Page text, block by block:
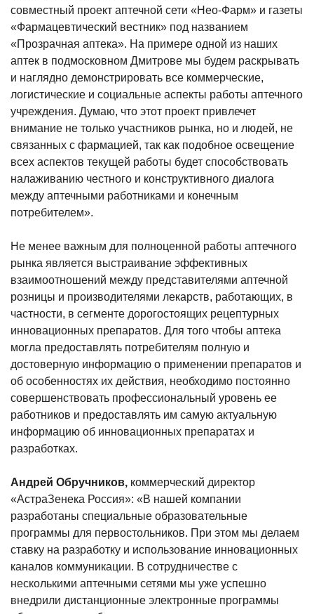
совместный проект аптечной сети «Нео-Фарм» и газеты
«Фармацевтический вестник» под названием
«Прозрачная аптека». На примере одной из наших
аптек в подмосковном Дмитрове мы будем раскрывать
и наглядно демонстрировать все коммерческие,
логистические и социальные аспекты работы аптечного
учреждения. Думаю, что этот проект привлечет
внимание не только участников рынка, но и людей, не
связанных с фармацией, так как подобное освещение
всех аспектов текущей работы будет способствовать
налаживанию честного и конструктивного диалога
между аптечными работниками и конечным
потребителем».
Не менее важным для полноценной работы аптечного
рынка является выстраивание эффективных
взаимоотношений между представителями аптечной
розницы и производителями лекарств, работающих, в
частности, в сегменте дорогостоящих рецептурных
инновационных препаратов. Для того чтобы аптека
могла предоставлять потребителям полную и
достоверную информацию о применении препаратов и
об особенностях их действия, необходимо постоянно
совершенствовать профессиональный уровень ее
работников и предоставлять им самую актуальную
информацию об инновационных препаратах и
разработках.
Андрей Обручников, коммерческий директор
«АстраЗенека Россия»: «В нашей компании
разработаны специальные образовательные
программы для первостольников. При этом мы делаем
ставку на разработку и использование инновационных
каналов коммуникации. В сотрудничестве с
несколькими аптечными сетями мы уже успешно
внедрили дистанционные электронные программы